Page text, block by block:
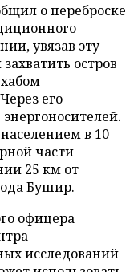
о переброске
увязав эту
остров
его
в 10
части
25 км от
Бушир.
офицера
исследований